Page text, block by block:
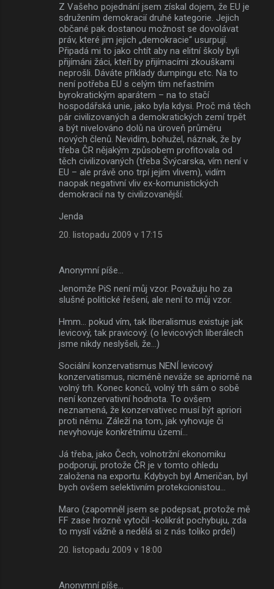
Z Vašeho pojednání jsem získal dojem, že EU je
sdružením demokracií druhé kategorie. Jejich
občané pak dostanou možnost se dovolávat
práv, které jim jejich „demokracie“ usurpují.
Připadá mi to jako chtít aby na elitní školy byli
přijímáni žáci, kteří by přijímacími zkouškami
neprošli. Dáváte příklady dumpingu etc. Na to
není potřeba EU s celým tím nefastním
byrokratickým aparátem – na to stačí
hospodářská unie, jako byla kdysi. Proč má těch
pár civilizovaných a demokratických zemí trpět
a být nivelováno dolů na úroveň průměru
nových členů. Nevidím, bohužel, náznak, že by
třeba ČR nějakým způsobem profitovala od
těch civilizovaných (třeba Švýcarska, vím není v
EU – ale právě ono trpí jejím vlivem), vidím
naopak negativní vliv ex-komunistických
demokracií na ty civilizovanější.
Jenda
20. listopadu 2009 v 17:15
Anonymní píše…
Jenomže PiS není můj vzor. Považuju ho za
slušné politické řešení, ale není to můj vzor.
Hmm... pokud vím, tak liberalismus existuje jak
levicový, tak pravicový. (o levicových liberálech
jsme nikdy neslyšeli, že...)
Sociální konzervatismus NENÍ levicový
konzervatismus, nicméně neváže se apriorně na
volný trh. Konec konců, volný trh sám o sobě
není konzervativní hodnota. To ovšem
neznamená, že konzervativec musí být apriori
proti němu. Záleží na tom, jak vyhovuje či
nevyhovuje konkrétnímu území...
Já třeba, jako Čech, volnotržní ekonomiku
podporuji, protože ČR je v tomto ohledu
založena na exportu. Kdybych byl Američan, byl
bych ovšem selektivním protekcionistou...
Maro (zapomněl jsem se podepsat, protože mě
FF zase hrozně vytočil -kolikrát pochybuju, zda
to myslí vážně a nedělá si z nás toliko prdel)
20. listopadu 2009 v 18:00
Anonymní píše…